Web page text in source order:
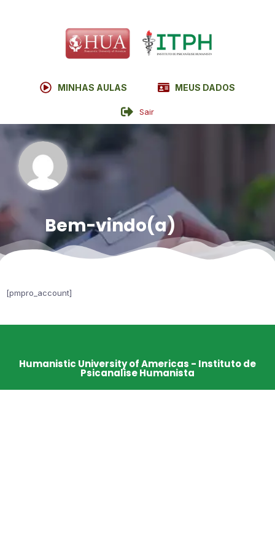
MINHAS AULAS MEUS DADOS
Sair
Bem-vindo(a)
[pmpro_account]
Humanistic University of Americas - Instituto de
Psicanalise Humanista